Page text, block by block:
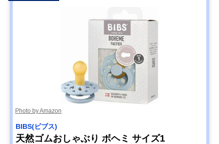
Photo by Amazon
BIBS(ビブス)
天然ゴムおしゃぶり ボヘミ サイズ1